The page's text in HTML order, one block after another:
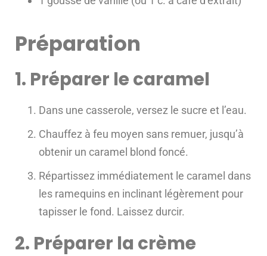
Préparation
1. Préparer le caramel
Dans une casserole, versez le sucre et l’eau.
Chauffez à feu moyen sans remuer, jusqu’à
obtenir un caramel blond foncé.
Répartissez immédiatement le caramel dans
les ramequins en inclinant légèrement pour
tapisser le fond. Laissez durcir.
2. Préparer la crème